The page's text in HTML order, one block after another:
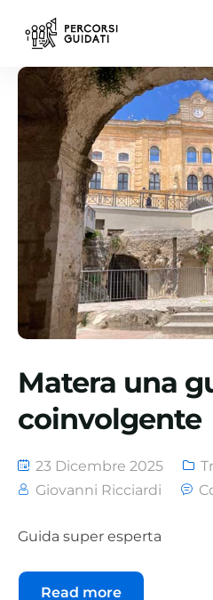
Matera una
coinvolgente
23 Dicembre 2025
Giovanni Ricciardi
Guida super esperta
Read more